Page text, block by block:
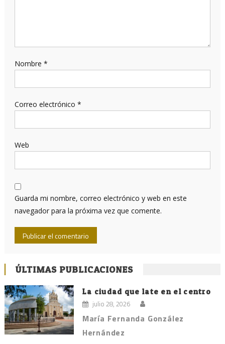
Nombre *
Correo electrónico *
Web
Guarda mi nombre, correo electrónico y web en este
navegador para la próxima vez que comente.
ÚLTIMAS PUBLICACIONES
La ciudad que late en el centro
julio 28, 2026
María Fernanda González
Hernández